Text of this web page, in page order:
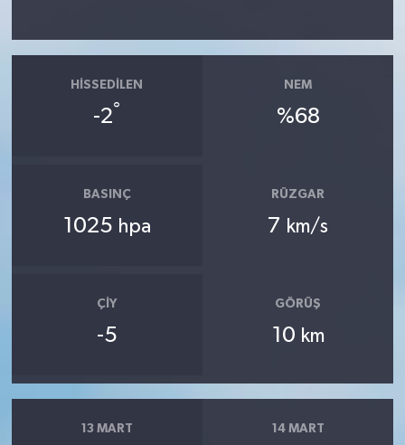
HISSEDILEN
-2°
NEM
%68
BASINÇ
1025 hpa
RÜZGAR
7 km/s
ÇIY
-5
GÖRÜŞ
10 km
13 MART 14 MART